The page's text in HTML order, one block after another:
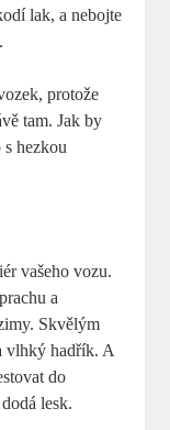
lak, a nebojte
protože
tam. Jak by
hezkou
vašeho vozu.
a
Skvělým
vlhký hadřík. A
do
lesk.